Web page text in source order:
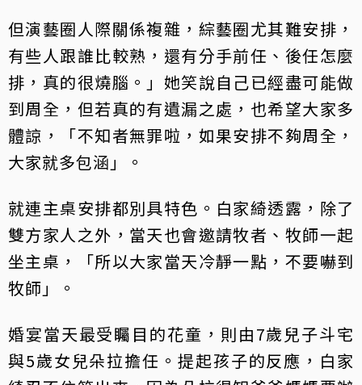
但演藝圈人際關係複雜，綜藝圈尤其難安排，
有些人跟誰比較熟，還有分手前任、後任怎麼
排，真的很燒腦。」她笑說自己已經盡可能做
到周全，但若真的有遺漏之處，也希望大家多
體諒，「不知者無罪啦，如果安排不夠周全，
大家就多包涵」。
就連主桌安排都別具特色。白家綺透露，除了
雙方家人之外，當天也會邀請牧者、牧師一起
坐主桌，「所以大家當天冷靜一點，不要嚇到
牧師」。
婚宴當天最受矚目的花童，則由7歲兒子斗宅
與5歲女兒朵拉擔任。提起孩子的反應，白家